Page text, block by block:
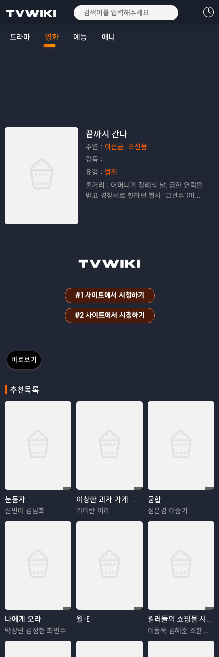
드라마 영화 예능 애니
끝까지 간다
주연： 이선균 조진웅
감독：
유형： 범죄
줄거리： 어머니의 장례식 날, 급한 연락을
받고 경찰서로 향하던 형사 ‘고건수’(이선
의 관 속에 시체를 숨긴다
#1 사이트에서 시청하기
#2 사이트에서 시청하기
바로보기
추천목록
눈동자
신민아 김남희
이상한 과자 가게 전천당
라미란 이레
궁합
심은경 이승기
나에게 오라
박상민 김정현 최민수
월-E 킬러들의 쇼핑몰 시즌2
이동욱 김혜준 조한선 김해나